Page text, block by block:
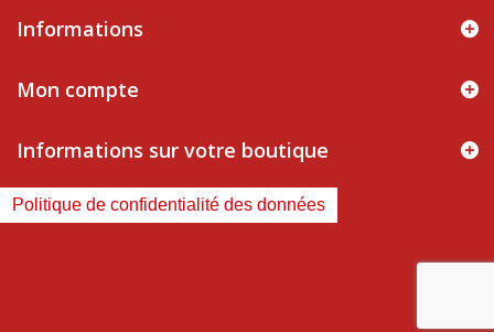
Informations
Mon compte
Informations sur votre boutique
Politique de confidentialité des données